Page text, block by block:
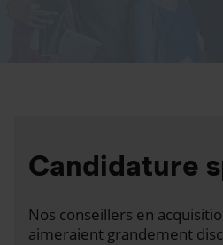
Candidature
Nos conseillers en
aimeraient grandement